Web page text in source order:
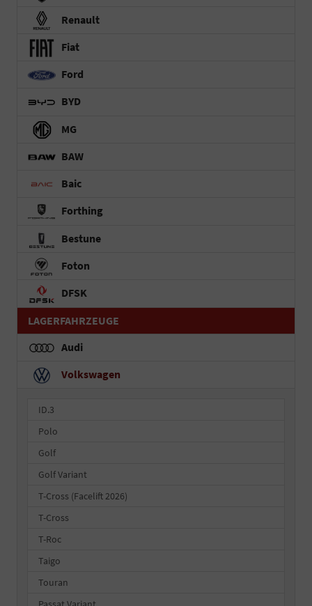
Renault
Fiat
Ford
BYD
MG
BAW
Baic
Forthing
Bestune
Foton
DFSK
LAGERFAHRZEUGE
Audi
Volkswagen
ID.3
Polo
Golf
Golf Variant
T-Cross (Facelift 2026)
T-Cross
T-Roc
Taigo
Touran